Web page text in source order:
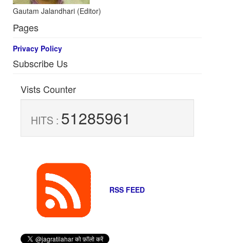
Gautam Jalandhari (Editor)
Pages
Privacy Policy
Subscribe Us
Vists Counter
HITS : 51285961
RSS FEED